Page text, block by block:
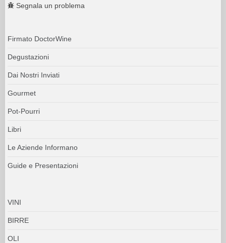
Segnala un problema
Firmato DoctorWine
Degustazioni
Dai Nostri Inviati
Gourmet
Pot-Pourri
Libri
Le Aziende Informano
Guide e Presentazioni
VINI
BIRRE
OLI